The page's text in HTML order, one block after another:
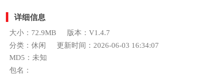
详细信息
大小：72.9MB
版本：V1.4.7
分类：休闲
更新时间：2026-06-03 16:34:07
MD5：未知
包名：